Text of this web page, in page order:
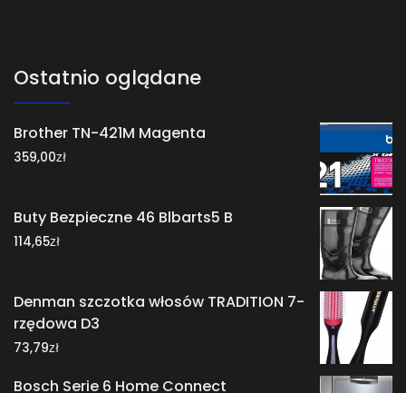
Ostatnio oglądane
Brother TN-421M Magenta
359,00zł
Buty Bezpieczne 46 Blbarts5 B
114,65zł
Denman szczotka włosów TRADITION 7-
rzędowa D3
73,79zł
Bosch Serie 6 Home Connect